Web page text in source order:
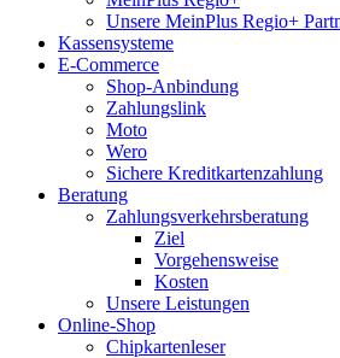
Unsere MeinPlus Regio+
Kassensysteme
E-Commerce
Shop-Anbindung
Zahlungslink
Moto
Wero
Sichere Kreditkartenzahlung
Beratung
Zahlungsverkehrsberatung
Ziel
Vorgehensweise
Kosten
Unsere Leistungen
Online-Shop
Chipkartenleser